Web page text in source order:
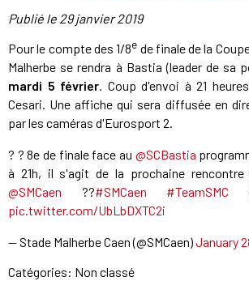
Publié le 29 janvier 2019
Pour le compte des 1/8e de finale de la
Malherbe se rendra à Bastia (leader de sa
mardi 5 février. Coup d'envoi à 21
Cesari. Une affiche qui sera diffusée en
par les caméras d'Eurosport 2.
? ? 8e de finale face au @SCBastia
à 21h, il s'agit de la prochaine
@SMCaen ??#SMCaen #TeamSMC
pic.twitter.com/UbLbDXTC2i
— Stade Malherbe Caen (@SMCaen)January
Catégories: Non classé